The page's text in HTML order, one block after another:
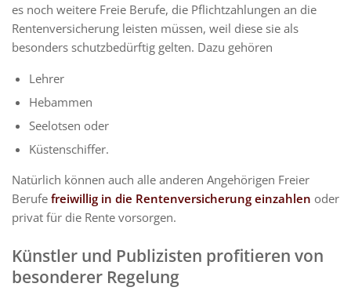
es noch weitere Freie Berufe, die Pflichtzahlungen an die
Rentenversicherung leisten müssen, weil diese sie als
besonders schutzbedürftig gelten. Dazu gehören
Lehrer
Hebammen
Seelotsen oder
Küstenschiffer.
Natürlich können auch alle anderen Angehörigen Freier
Berufe freiwillig in die Rentenversicherung einzahlen oder
privat für die Rente vorsorgen.
Künstler und Publizisten profitieren von
besonderer Regelung